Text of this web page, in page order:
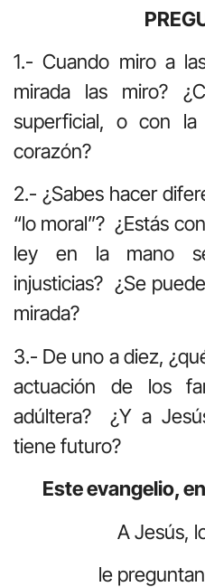
1.- Cuando miro a
mirada las miro?
superficial, o con la
corazón?
2.- ¿Sabes hacer
“lo moral”? ¿Estás
ley en la mano
injusticias? ¿Se
mirada?
3.- De uno a diez,
actuación de los
adúltera? ¿Y a
tiene futuro?
Este evangelio,
A Jesús,
le